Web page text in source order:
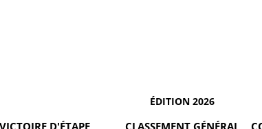
ÉDITION 2026
VICTOIRE D'ÉTAPE CLASSEMENT GÉNÉRAL